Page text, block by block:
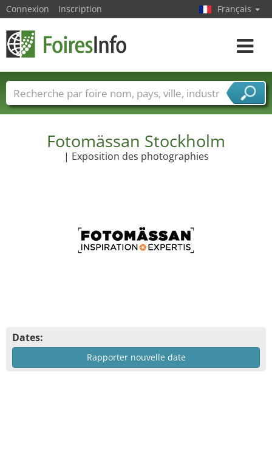
Fotomässan Stockholm
| Exposition des photographies
Dates:
Rapporter nouvelle date
Connexion Inscription Français
Toggle
Foire noms Pays Villes
Secteurs de foire